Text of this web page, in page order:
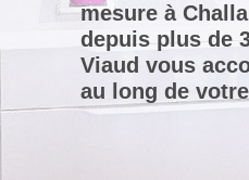
mesure à
depuis plus de
Viaud vous
au long de